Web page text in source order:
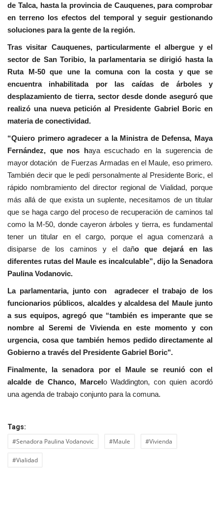
de Talca, hasta la provincia de Cauquenes, para comprobar
en terreno los efectos del temporal y seguir gestionando
soluciones para la gente de la región.
Tras visitar Cauquenes, particularmente el albergue y el
sector de San Toribio, la parlamentaria se dirigió hasta la
Ruta M-50 que une la comuna con la costa y que se
encuentra inhabilitada por las caídas de árboles y
desplazamiento de tierra, sector desde donde aseguró que
realizó una nueva petición al Presidente Gabriel Boric en
materia de conectividad.
“Quiero primero agradecer a la Ministra de Defensa, Maya
Fernández, que nos haya escuchado en la sugerencia de
mayor dotación de Fuerzas Armadas en el Maule, eso primero.
También decir que le pedí personalmente al Presidente Boric, el
rápido nombramiento del director regional de Vialidad, porque
más allá de que exista un suplente, necesitamos de un titular
que se haga cargo del proceso de recuperación de caminos tal
como la M-50, donde cayeron árboles y tierra, es fundamental
tener un titular en el cargo, porque el agua comenzará a
disiparse de los caminos y el daño que dejará en las
diferentes rutas del Maule es incalculable”, dijo la Senadora
Paulina Vodanovic.
La parlamentaria, junto con agradecer el trabajo de los
funcionarios públicos, alcaldes y alcaldesa del Maule junto
a sus equipos, agregó que “también es imperante que se
nombre al Seremi de Vivienda en este momento y con
urgencia, cosa que también hemos pedido directamente al
Gobierno a través del Presidente Gabriel Boric".
Finalmente, la senadora por el Maule se reunió con el
alcalde de Chanco, Marcelo Waddington, con quien acordó
una agenda de trabajo conjunto para la comuna.
Tags:
#Senadora Paulina Vodanovic #Maule #Vivienda
#Vialidad